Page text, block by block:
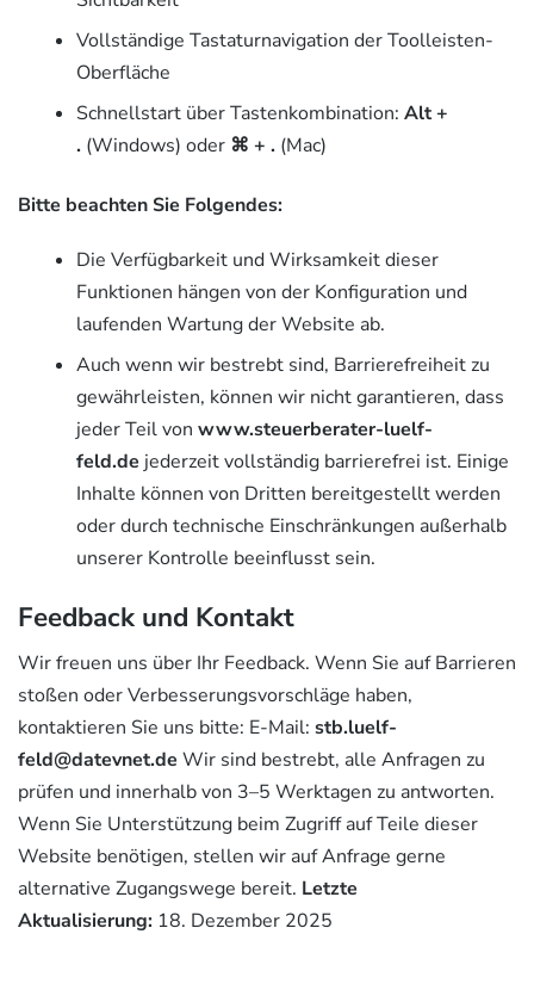
Vollständige Tastaturnavigation der Toolleisten-
Oberfläche
Schnellstart über Tastenkombination: Alt +
.(Windows) oder ⌘ + .(Mac)
Bitte beachten Sie Folgendes:
Die Verfügbarkeit und Wirksamkeit dieser
Funktionen hängen von der Konfiguration und
laufenden Wartung der Website ab.
Auch wenn wir bestrebt sind, Barrierefreiheit zu
gewährleisten, können wir nicht garantieren, dass
jeder Teil von www.steuerberater-luelf-
feld.de jederzeit vollständig barrierefrei ist. Einige
Inhalte können von Dritten bereitgestellt werden
oder durch technische Einschränkungen außerhalb
unserer Kontrolle beeinflusst sein.
Feedback und Kontakt
Wir freuen uns über Ihr Feedback. Wenn Sie auf Barrieren
stoßen oder Verbesserungsvorschläge haben,
kontaktieren Sie uns bitte: E-Mail: stb.luelf-
feld@datevnet.de Wir sind bestrebt, alle Anfragen zu
prüfen und innerhalb von 3–5 Werktagen zu antworten.
Wenn Sie Unterstützung beim Zugriff auf Teile dieser
Website benötigen, stellen wir auf Anfrage gerne
alternative Zugangswege bereit. Letzte
Aktualisierung: 18. Dezember 2025